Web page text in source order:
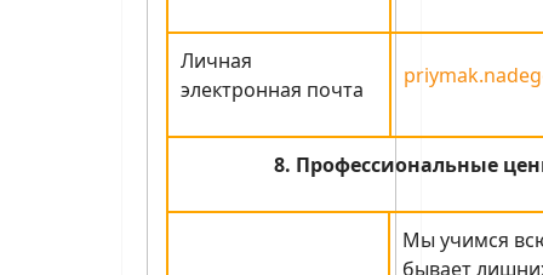
Личная
электронная почта
8. Профессиональные
Мы учимся
бывает